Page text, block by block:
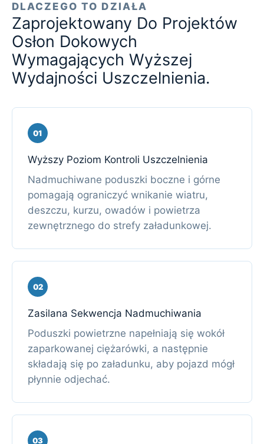
DLACZEGO TO DZIAŁA
Zaprojektowany Do Projektów
Osłon Dokowych
Wymagających Wyższej
Wydajności Uszczelnienia.
01
Wyższy Poziom Kontroli Uszczelnienia
Nadmuchiwane poduszki boczne i górne
pomagają ograniczyć wnikanie wiatru,
deszczu, kurzu, owadów i powietrza
zewnętrznego do strefy załadunkowej.
02
Zasilana Sekwencja Nadmuchiwania
Poduszki powietrzne napełniają się wokół
zaparkowanej ciężarówki, a następnie
składają się po załadunku, aby pojazd mógł
płynnie odjechać.
03